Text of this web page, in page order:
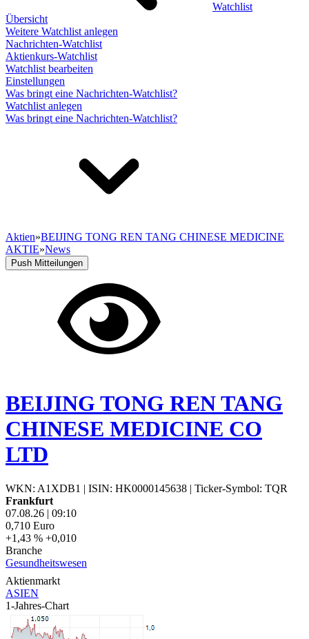
Watchlist
Übersicht
Weitere Watchlist anlegen
Nachrichten-Watchlist
Aktienkurs-Watchlist
Watchlist bearbeiten
Einstellungen
Was bringt eine Nachrichten-Watchlist?
Watchlist anlegen
Was bringt eine Nachrichten-Watchlist?
Aktien»BEIJING TONG REN TANG CHINESE MEDICINE
AKTIE»News
Push Mitteilungen
BEIJING TONG REN TANG
CHINESE MEDICINE CO
LTD
WKN: A1XDB1 | ISIN: HK0000145638 | Ticker-Symbol: TQR
Frankfurt
07.08.26 | 09:10
0,710 Euro
+1,43 % +0,010
Branche
Gesundheitswesen
Aktienmarkt
ASIEN
1-Jahres-Chart